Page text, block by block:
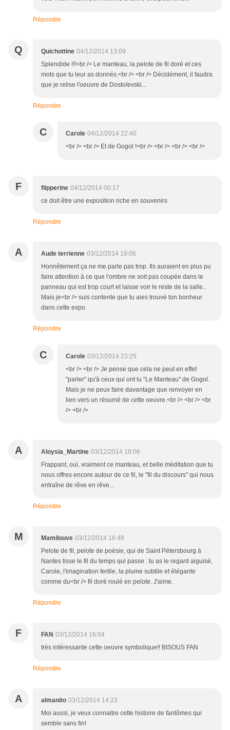
Répondre
Q Quichottine 04/12/2014 13:09
Splendide !!!<br /> Le manteau, la pelote de fil doré et ces
mots que tu leur as donnés.<br /> <br /> Décidément, il faudra
que je relise l'oeuvre de Dostoïevski...
Répondre
C Carole 04/12/2014 22:40
<br /> <br /> Et de Gogol !<br /> <br /> <br /> <br />
F flipperine 04/12/2014 00:17
ce doit être une exposition riche en souvenirs
Répondre
A Aude terrienne 03/12/2014 19:06
Honnêtement ça ne me parle pas trop. Ils auraient en plus pu
faire attention à ce que l'ombre ne soit pas coupée dans le
panneau qui est trop court et laisse voir le reste de la salle..
Mais je<br /> suis contente que tu aies trouvé ton bonheur
dans cette expo.
Répondre
C Carole 03/12/2014 23:25
<br /> <br /> Je pense que cela ne peut en effet
"parler" qu'à ceux qui ont lu "Le Manteau" de Gogol.
Mais je ne peux faire davantage que renvoyer en
lien vers un résumé de cette oeuvre.<br /> <br /> <br
/> <br />
A Aloysia_Martine 03/12/2014 19:06
Frappant, oui, vraiment ce manteau, et belle méditation que tu
nous offres encore autour de ce fil, le "fil du discours" qui nous
entraîne de rêve en rêve...
Répondre
M Mamilouve 03/12/2014 16:48
Pelote de fil, pelote de poésie, qui de Saint Pétersbourg à
Nantes tisse le fil du temps qui passe : tu as le regard aiguisé,
Carole, l'imagination fertile, la plume subtile et élégante
comme du<br /> fil doré roulé en pelote. J'aime.
Répondre
F FAN 03/12/2014 16:04
très intéressante cette oeuvre symbolique!! BISOUS FAN
Répondre
A almanito 03/12/2014 14:23
Moi aussi, je veux connaitre cette histoire de fantômes qui
semble sans fin!